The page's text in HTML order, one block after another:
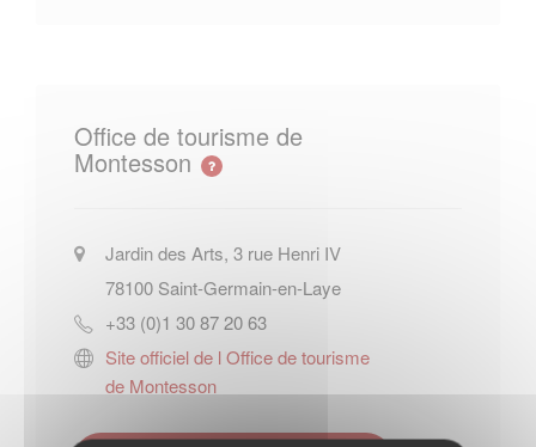
Office de tourisme de
Montesson
Jardin des Arts, 3 rue Henri IV
78100 Saint-Germain-en-Laye
+33 (0)1 30 87 20 63
Site officiel de l Office de tourisme
de Montesson